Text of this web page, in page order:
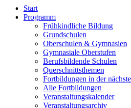
Start
Programm
Frühkindliche Bildung
Grundschulen
Oberschulen & Gymnasien
Gymnasiale Oberstufen
Berufsbildende Schulen
Querschnittsthemen
Fortbildungen in der
Alle Fortbildungen
Veranstaltungskalender
Veranstaltungsarchiv